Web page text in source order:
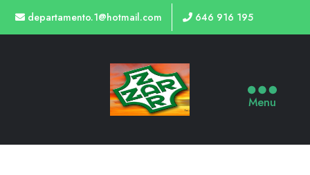
departamento.1@hotmail.com 646 916 195
Menu